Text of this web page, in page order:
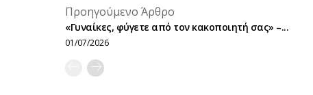
Προηγούμενο Άρθρο
«Γυναίκες, φύγετε από τον κακοποιητή σας» –...
01/07/2026